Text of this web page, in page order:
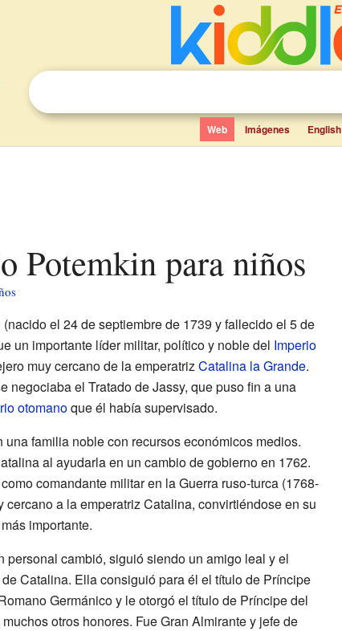
Web Imágenes English
Potemkin para niños
(nacido el 24 de septiembre de 1739 y fallecido el 5 de
un importante líder militar, político y noble del Imperio
muy cercano de la emperatrizCatalina la Grande.
negociaba el Tratado de Jassy, que puso fin a una
otomanoque él había supervisado.
una familia noble con recursos económicos medios.
al ayudarla en un cambio de gobierno en 1762.
comandante militar en la Guerra ruso-turca (1768-
cercano a la emperatriz Catalina, convirtiéndose en su
importante.
personal cambió, siguió siendo un amigo leal y el
Catalina. Ella consiguió para él el título de Príncipe
Germánico y le otorgó el título de Príncipe del
otros honores. Fue Gran Almirante y jefe de